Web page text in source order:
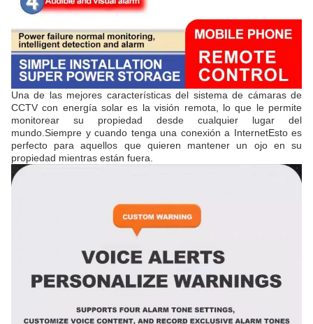
Una de las mejores características del sistema de cámaras de
CCTV con energía solar es la visión remota, lo que le permite
monitorear su propiedad desde cualquier lugar del
mundo.Siempre y cuando tenga una conexión a InternetEsto es
perfecto para aquellos que quieren mantener un ojo en su
propiedad mientras están fuera.